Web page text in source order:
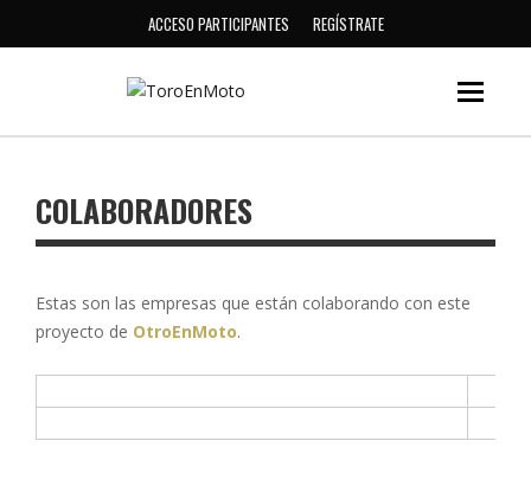
ACCESO PARTICIPANTES REGÍSTRATE
COLABORADORES
Estas son las empresas que están colaborando con este
proyecto de OtroEnMoto.